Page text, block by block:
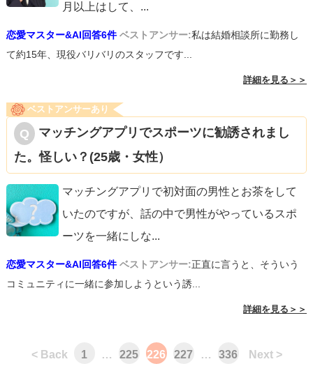
月以上はして、 ...
恋愛マスター&AI回答6件 ベストアンサー:私は結婚相談所に勤務し
て約15年、現役バリバリのスタッフです...
詳細を見る＞＞
ベストアンサーあり
マッチングアプリでスポーツに勧誘されまし
た。怪しい？(25歳・女性）
マッチングアプリで初対面の男性とお茶をして
いたのですが、話の中で男性がやっているスポ
ーツを一緒にしな...
恋愛マスター&AI回答6件 ベストアンサー:正直に言うと、そういう
コミュニティに一緒に参加しようという誘...
詳細を見る＞＞
< Back 1 … 225 226 227 … 336 Next >